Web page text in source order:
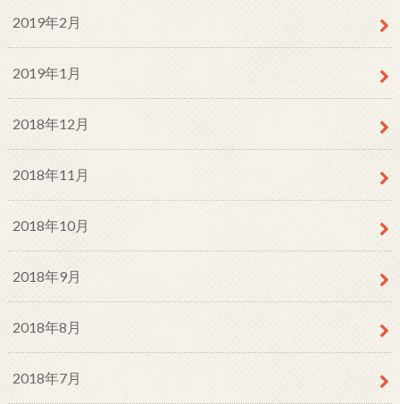
2019年2月
2019年1月
2018年12月
2018年11月
2018年10月
2018年9月
2018年8月
2018年7月